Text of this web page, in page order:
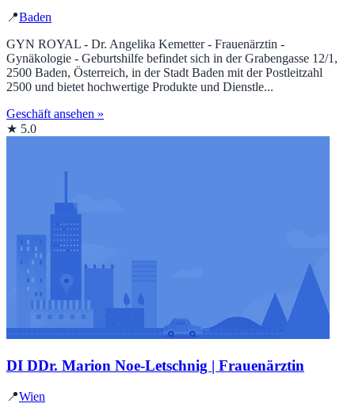
📍Baden
GYN ROYAL - Dr. Angelika Kemetter - Frauenärztin -
Gynäkologie - Geburtshilfe befindet sich in der Grabengasse 12/1,
2500 Baden, Österreich, in der Stadt Baden mit der Postleitzahl
2500 und bietet hochwertige Produkte und Dienstle...
Geschäft ansehen »
★ 5.0
DI DDr. Marion Noe-Letschnig | Frauenärztin
📍Wien